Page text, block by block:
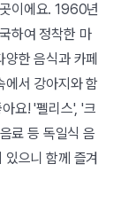
이에요. 1960년
하여 정착한 마
한 음식과 카페
에서 강아지와 함
요! '펠리스', '크
료 등 독일식 음
으니 함께 즐겨